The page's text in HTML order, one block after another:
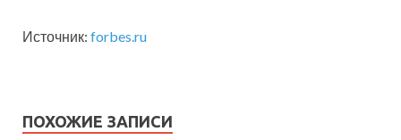
Источник: forbes.ru
ПОХОЖИЕ ЗАПИСИ